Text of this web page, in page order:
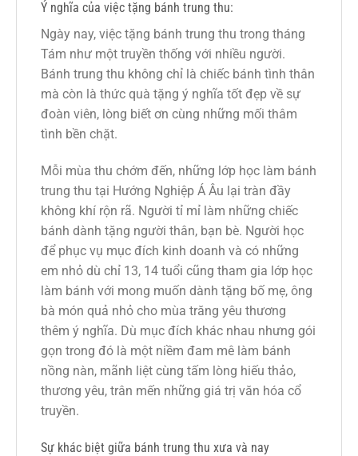
Ý nghĩa của việc tặng bánh trung thu:
Ngày nay, việc tặng bánh trung thu trong tháng
Tám như một truyền thống với nhiều người.
Bánh trung thu không chỉ là chiếc bánh tình thân
mà còn là thức quà tặng ý nghĩa tốt đẹp về sự
đoàn viên, lòng biết ơn cùng những mối thâm
tình bền chặt.
Mỗi mùa thu chớm đến, những lớp học làm bánh
trung thu tại Hướng Nghiệp Á Âu lại tràn đầy
không khí rộn rã. Người tỉ mỉ làm những chiếc
bánh dành tặng người thân, bạn bè. Người học
để phục vụ mục đích kinh doanh và có những
em nhỏ dù chỉ 13, 14 tuổi cũng tham gia lớp học
làm bánh với mong muốn dành tặng bố mẹ, ông
bà món quả nhỏ cho mùa trăng yêu thương
thêm ý nghĩa. Dù mục đích khác nhau nhưng gói
gọn trong đó là một niềm đam mê làm bánh
nồng nàn, mãnh liệt cùng tấm lòng hiếu thảo,
thương yêu, trân mến những giá trị văn hóa cổ
truyền.
Sự khác biệt giữa bánh trung thu xưa và nay